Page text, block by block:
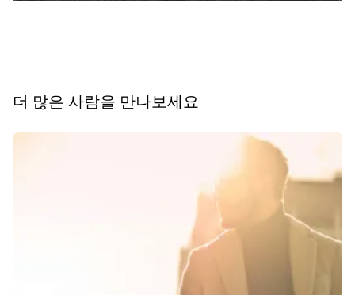
더 많은 사람을 만나보세요
슬라이드 1 의 0